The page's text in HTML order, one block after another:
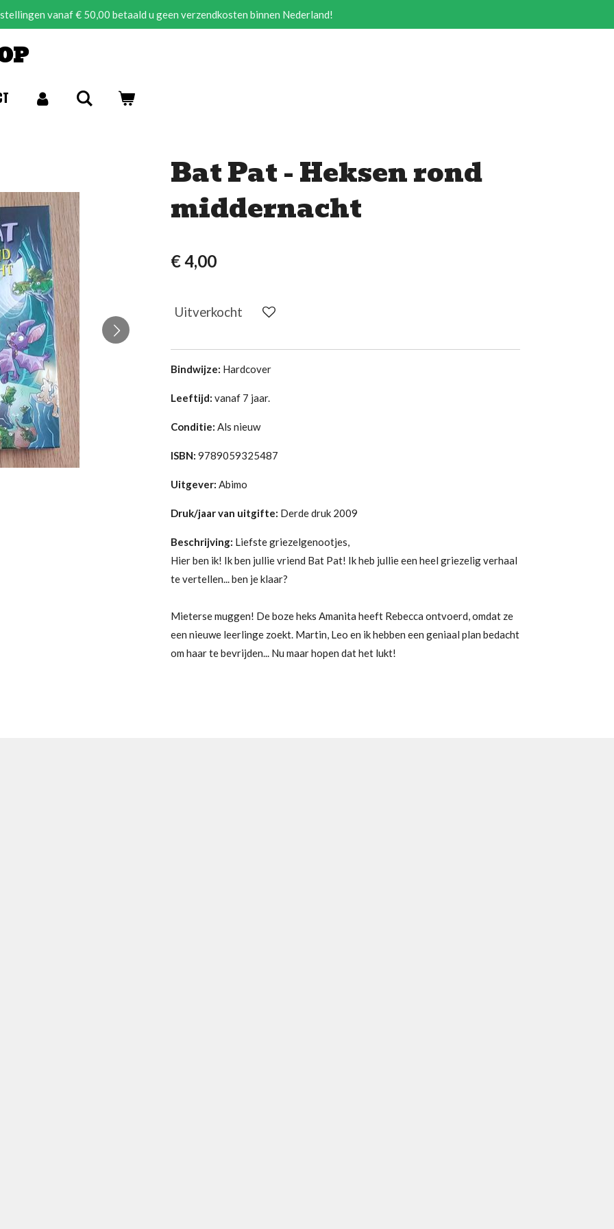
vanaf € 50,00 betaald u geen verzendkosten binnen Nederland!
Bat Pat - Heksen rond
middernacht
€ 4,00
Uitverkocht
Bindwijze: Hardcover
Leeftijd: vanaf 7 jaar.
Conditie: Als nieuw
ISBN: 9789059325487
Uitgever: Abimo
Druk/jaar van uitgifte: Derde druk 2009
Beschrijving: Liefste griezelgenootjes,
Hier ben ik! Ik ben jullie vriend Bat Pat! Ik heb jullie een heel griezelig verhaal
te vertellen... ben je klaar?
Mieterse muggen! De boze heks Amanita heeft Rebecca ontvoerd, omdat ze
een nieuwe leerlinge zoekt. Martin, Leo en ik hebben een geniaal plan bedacht
om haar te bevrijden... Nu maar hopen dat het lukt!